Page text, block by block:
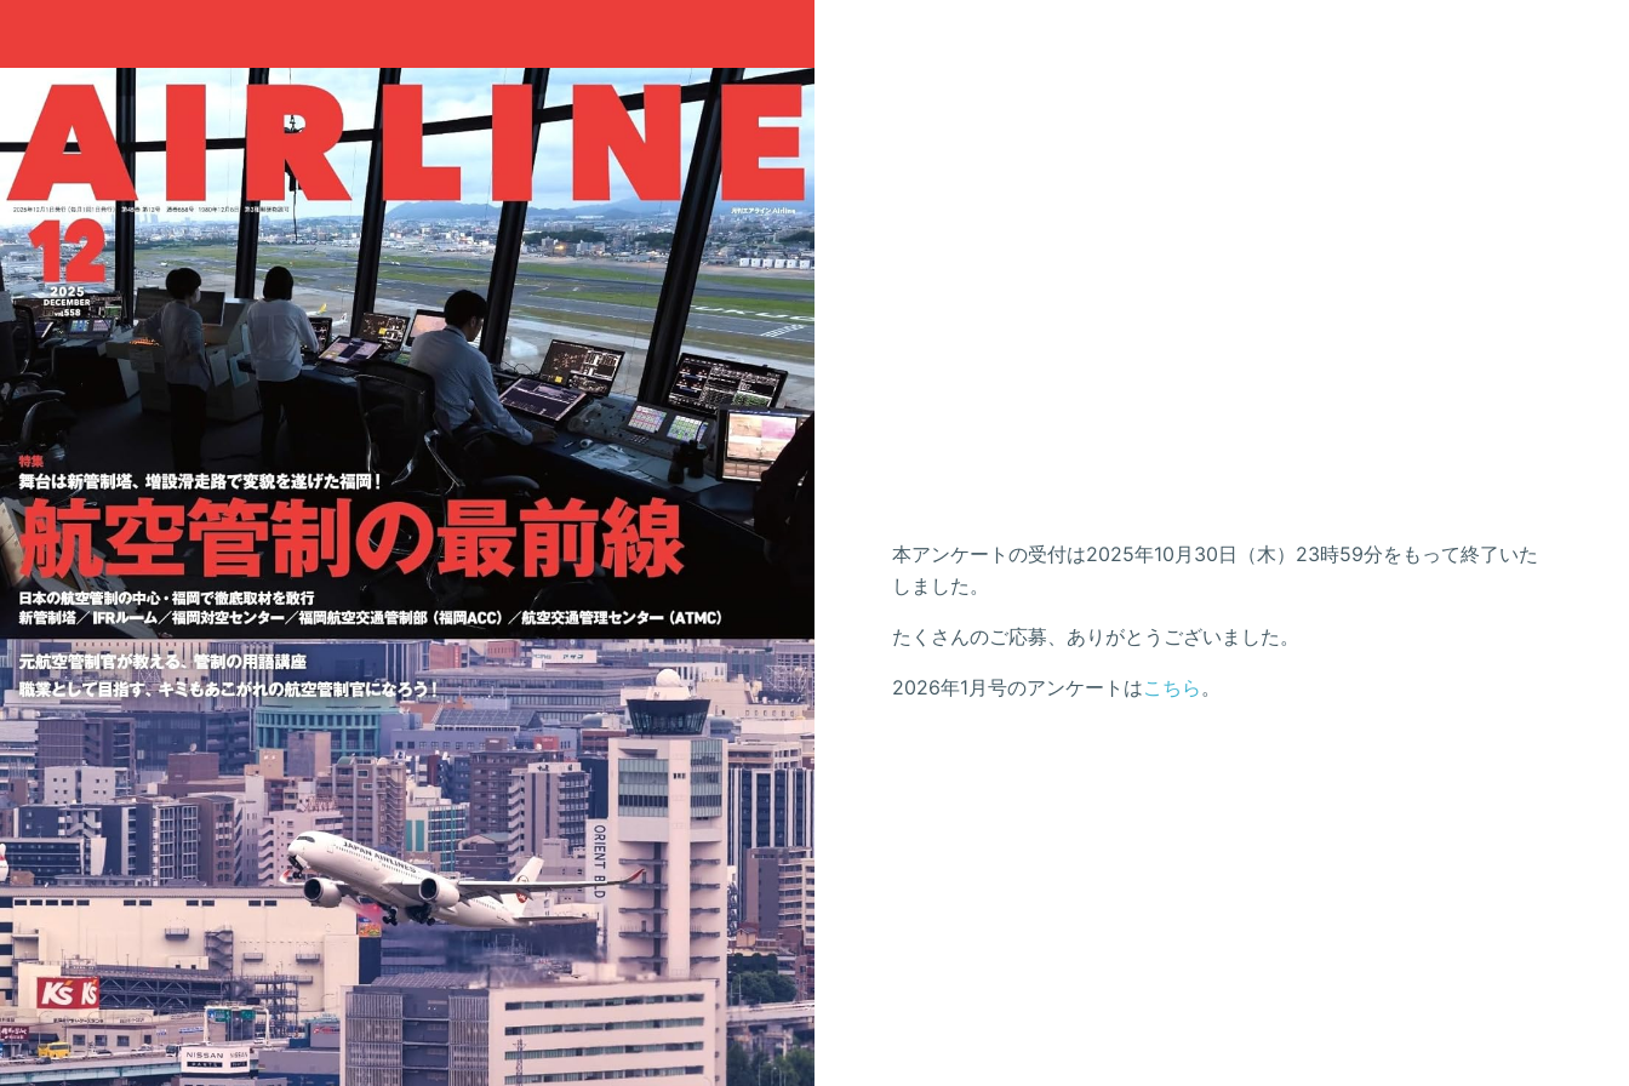
本アンケートの受付は2025年10月30日（木）23時59分をもって終了いた
しました。
たくさんのご応募、ありがとうございました。
2026年1月号のアンケートはこちら。